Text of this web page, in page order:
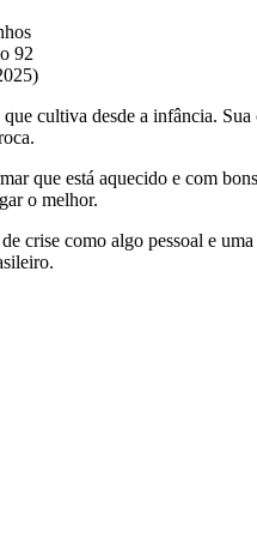
92
cultiva desde a infância.
que está aquecido e com
o melhor.
crise como algo pessoal e